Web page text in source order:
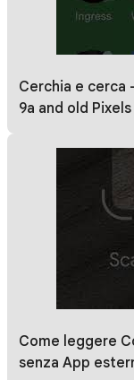
Cerchia e cerca
9a and old
Come leggere
senza App